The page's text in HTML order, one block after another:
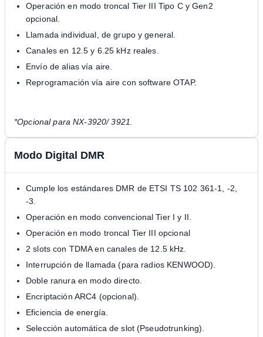
Operación en modo troncal Tier III Tipo C y Gen2
opcional.
Llamada individual, de grupo y general.
Canales en 12.5 y 6.25 kHz reales.
Envío de alias vía aire.
Reprogramación vía aire con software OTAP.
*Opcional para NX-3920/ 3921.
Modo Digital DMR
Cumple los estándares DMR de ETSI TS 102 361-1, -2,
-3.
Operación en modo convencional Tier I y II.
Operación en modo troncal Tier III opcional
2 slots con TDMA en canales de 12.5 kHz.
Interrupción de llamada (para radios KENWOOD).
Doble ranura en modo directo.
Encriptación ARC4 (opcional).
Eficiencia de energía.
Selección automática de slot (Pseudotrunking).